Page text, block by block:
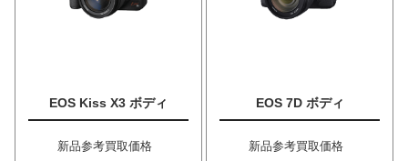
EOS Kiss X3 ボディ
新品参考買取価格
EOS 7D ボディ
新品参考買取価格